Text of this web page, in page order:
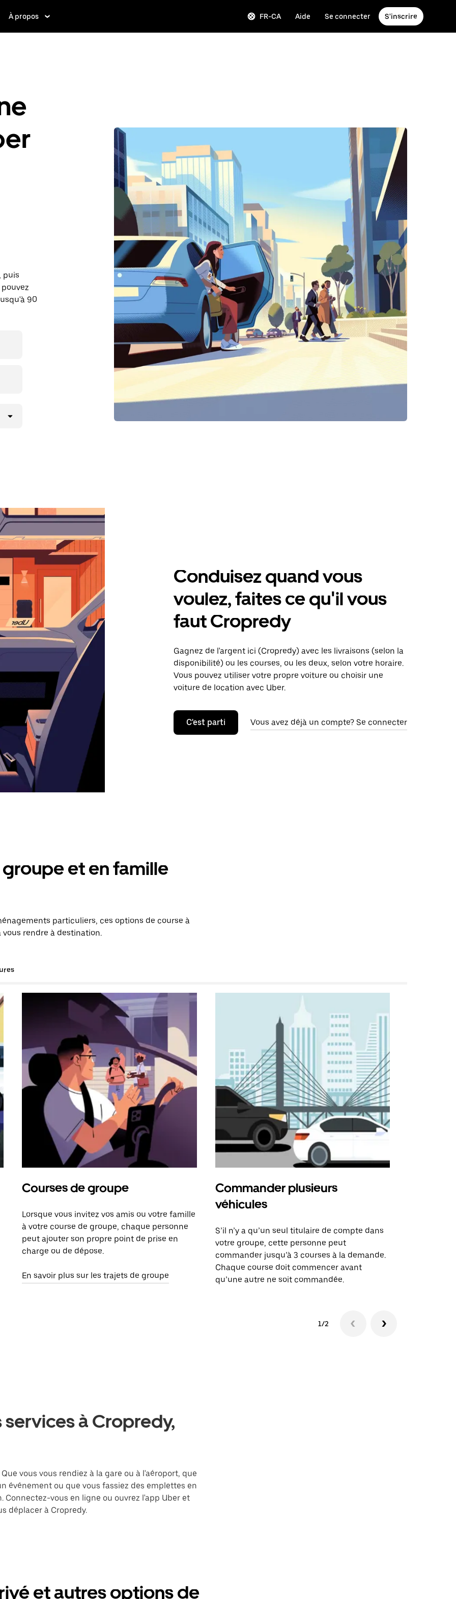
À propos FR-CA Aide Se connecter S'inscrire
puis
90
Conduisez quand vous
voulez, faites ce qu'il vous
faut Cropredy
Gagnez de l'argent ici (Cropredy) avec les livraisons (selon la
disponibilité) ou les courses, ou les deux, selon votre horaire.
Vous pouvez utiliser votre propre voiture ou choisir une
voiture de location avec Uber.
C'est parti Vous avez déjà un compte? Se connecter
et en famille
particuliers, ces options de course à
vous rendre à destination.
Courses de groupe
Lorsque vous invitez vos amis ou votre famille
à votre course de groupe, chaque personne
peut ajouter son propre point de prise en
charge ou de dépose.
En savoir plus sur les trajets de groupe
Commander plusieurs
véhicules
S’il n’y a qu’un seul titulaire de compte dans
votre groupe, cette personne peut
commander jusqu’à 3 courses à la demande.
Chaque course doit commencer avant
qu’une autre ne soit commandée.
1/2
à Cropredy,
vous vous rendiez à la gare ou à l'aéroport, que
événement ou que vous fassiez des emplettes en
Connectez-vous en ligne ou ouvrez l'app Uber et
déplacer à Cropredy.
et autres options de